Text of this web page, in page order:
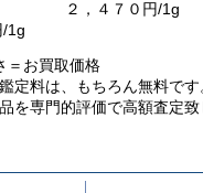
２，４７０円/1g
1g
さ＝お買取価格
定料は、もちろん無料です
を専門的評価で高額査定致